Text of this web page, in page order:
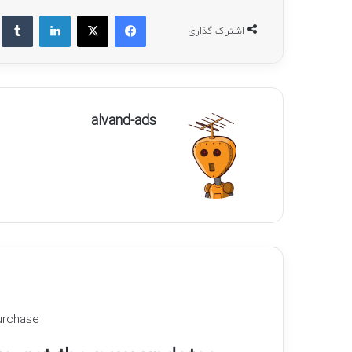
اشتراک گذاری
فیسبوکایکس لینکداین
alvand-ads